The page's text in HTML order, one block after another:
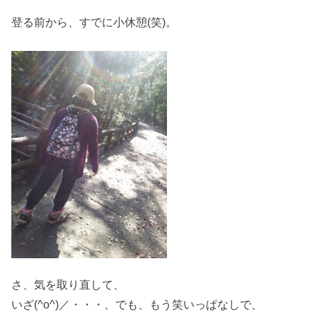
登る前から、すでに小休憩(笑)。
さ、気を取り直して、
いざ(^o^)／・・・、でも、もう笑いっぱなしで、